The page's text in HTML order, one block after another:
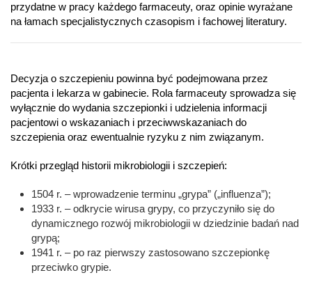
przydatne w pracy każdego farmaceuty, oraz opinie wyrażane
na łamach specjalistycznych czasopism i fachowej literatury.
Decyzja o szczepieniu powinna być podejmowana przez
pacjenta i lekarza w gabinecie. Rola farmaceuty sprowadza się
wyłącznie do wydania szczepionki i udzielenia informacji
pacjentowi o wskazaniach i przeciwwskazaniach do
szczepienia oraz ewentualnie ryzyku z nim związanym.
Krótki przegląd historii mikrobiologii i szczepień:
1504 r. – wprowadzenie terminu „grypa” („influenza”);
1933 r. – odkrycie wirusa grypy, co przyczyniło się do
dynamicznego rozwój mikrobiologii w dziedzinie badań nad
grypą;
1941 r. – po raz pierwszy zastosowano szczepionkę
przeciwko grypie.